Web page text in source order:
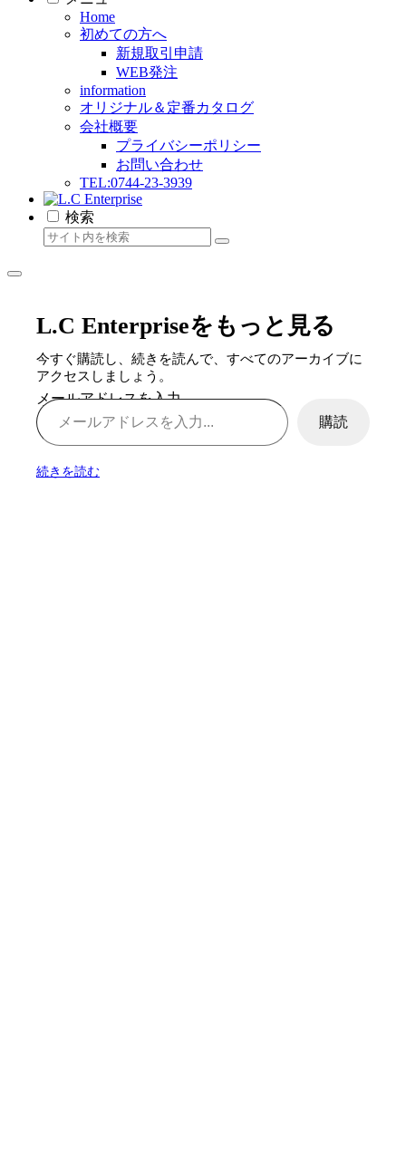
Home
初めての方へ
新規取引申請
WEB発注
information
オリジナル＆定番カタログ
会社概要
プライバシーポリシー
お問い合わせ
TEL:0744-23-3939
検索
L.C Enterpriseをもっと見る
今すぐ購読し、続きを読んで、すべてのアーカイブに
アクセスしましょう。
メールアドレスを入力...
購読
続きを読む